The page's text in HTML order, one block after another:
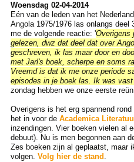
Woensdag 02-04-2014
Eén van de leden van het
Angola 1975/1976 las onlangs deel
me de volgende reactie: 'Overigens
gelezen, dwz dat deel dat over
geschreven, ik las maar door en
met Jarl's boek, scherpe en soms
Vreemd is dat ik me onze periode
episodes in je boek las. Ik was
zondag hebben we onze eerste
Overigens is het erg spannend
het in voor de Academica
inzendingen. Vier boeken vielen al
debuut). Nu is men begonnen aan
Zes boeken zijn al geplaatst, maar
volgen. Volg hier de stand .